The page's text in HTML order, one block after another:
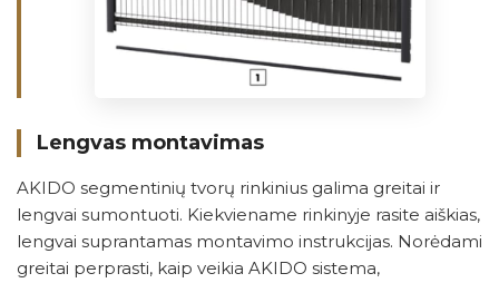
Lengvas montavimas
AKIDO segmentinių tvorų rinkinius galima greitai ir
lengvai sumontuoti. Kiekviename rinkinyje rasite aiškias,
lengvai suprantamas montavimo instrukcijas. Norėdami
greitai perprasti, kaip veikia AKIDO sistema,